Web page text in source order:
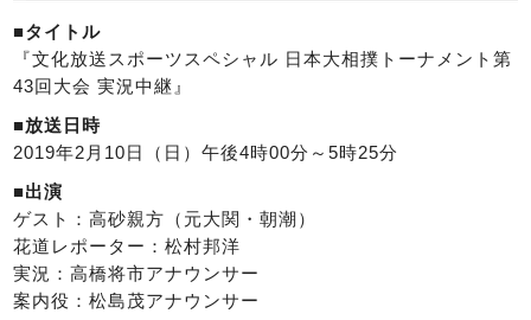
■タイトル
『文化放送スポーツスペシャル 日本大相撲トーナメント第
43回大会 実況中継』
■放送日時
2019年2月10日（日）午後4時00分～5時25分
■出演
ゲスト：高砂親方（元大関・朝潮）
花道レポーター：松村邦洋
実況：高橋将市アナウンサー
案内役：松島茂アナウンサー